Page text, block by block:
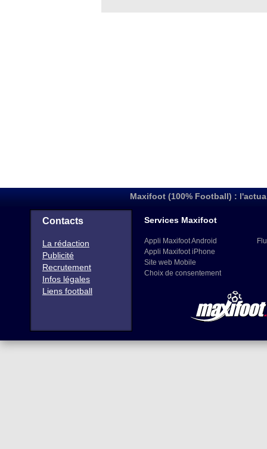
Maxifoot (100% Football) :
Contacts
La rédaction
Publicité
Recrutement
Infos légales
Liens football
Services Maxifoot
Appli Maxifoot Android
Appli Maxifoot iPhone
Site web Mobile
Choix de consentement